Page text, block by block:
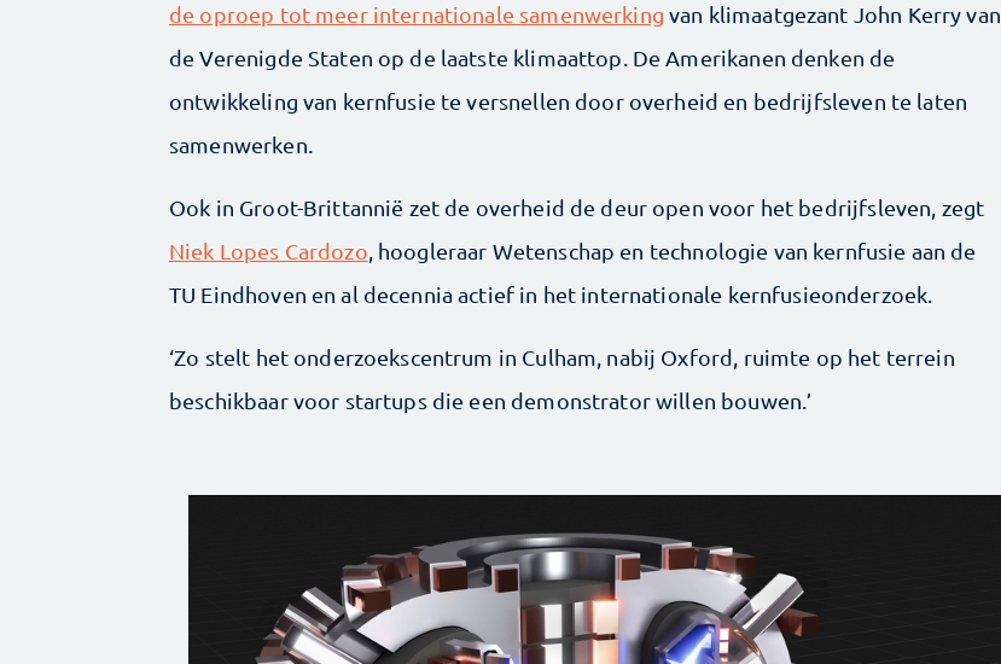
de oproep tot meer internationale samenwerking van klimaatgezant John Kerry van
de Verenigde Staten op de laatste klimaattop. De Amerikanen denken de
ontwikkeling van kernfusie te versnellen door overheid en bedrijfsleven te laten
samenwerken.
Ook in Groot-Brittannië zet de overheid de deur open voor het bedrijfsleven, zegt
Niek Lopes Cardozo , hoogleraar Wetenschap en technologie van kernfusie aan de
TU Eindhoven en al decennia actief in het internationale kernfusieonderzoek.
‘Zo stelt het onderzoekscentrum in Culham, nabij Oxford, ruimte op het terrein
beschikbaar voor startups die een demonstrator willen bouwen.’